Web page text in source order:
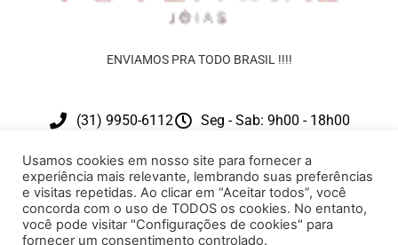
ENVIAMOS PRA TODO BRASIL !!!!
(31) 9950-6112
Seg - Sab: 9h00 - 18h00
Usamos cookies em nosso site para fornecer a
experiência mais relevante, lembrando suas preferências
e visitas repetidas. Ao clicar em “Aceitar todos”, você
concorda com o uso de TODOS os cookies. No entanto,
você pode visitar "Configurações de cookies" para
fornecer um consentimento controlado.